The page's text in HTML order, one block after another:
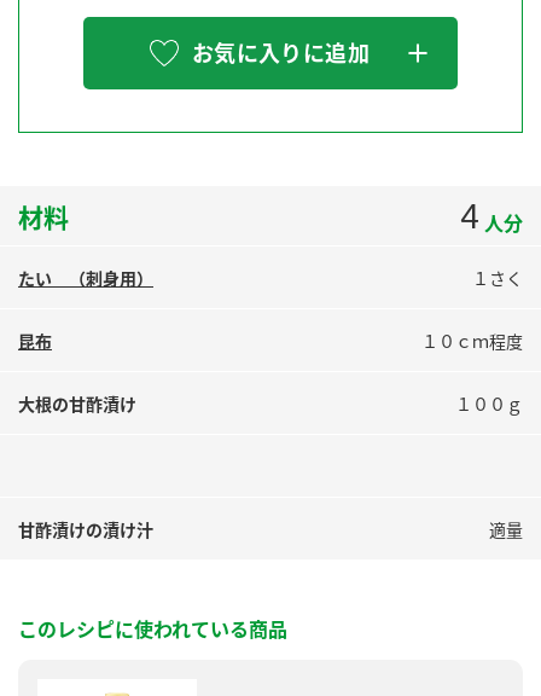
炊き込みご飯の素 米飯用調味液
スペシャルサイト
すしラボ
MIM（ミツカンミュージアム）
おいしさと健康への取り組み
お客様の声をいかしました
販売終了製品のご案内
よくあるご質問
業務用サイト ミツカングループについて
お気に入りに追加
材料 4 人分
たい （刺身用） １さく
昆布 １０ｃｍ程度
大根の甘酢漬け １００ｇ
甘酢漬けの漬け汁 適量
このレシピに使われている商品